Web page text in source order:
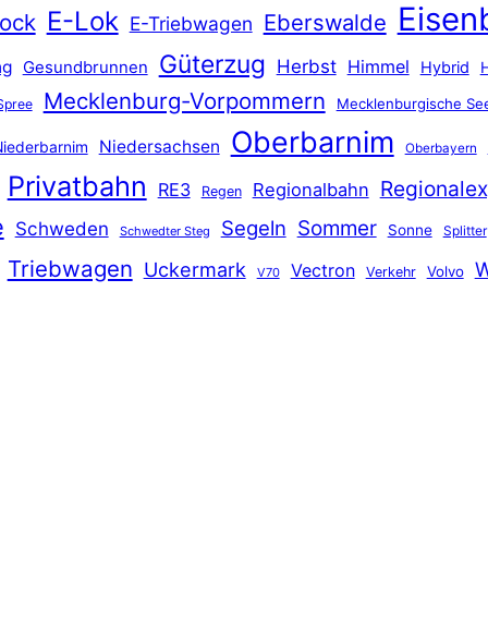
E-Lok E-Triebwagen Eberswalde
Gesundbrunnen Güterzug Herbst Himmel Hybrid
Mecklenburg-Vorpommern Mecklenburgische
Niedersachsen Oberbarnim Oberbayern
Privatbahn RE3 Regen Regionalbahn
Schweden Schwedter Steg Segeln Sommer Sonne Splitter
Triebwagen Uckermark V70 Vectron Verkehr Volvo